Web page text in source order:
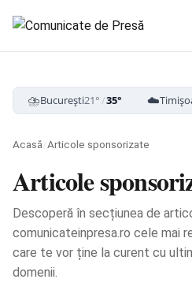
⛈️București21°/35° ☁️
Acasă/Articole sponsorizate
Articole
Descoperă în secțiunea de
comunicateinpresa.ro cele mai
care te vor ține la curent cu
domenii.